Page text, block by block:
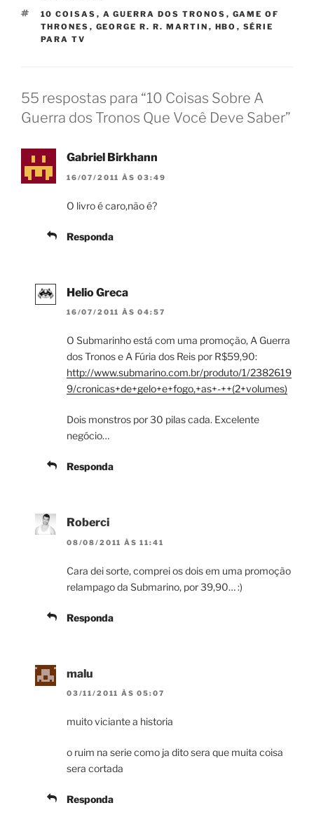
TAGS
10 COISAS , A GUERRA DOS TRONOS , GAME OF
THRONES , GEORGE R. R. MARTIN , HBO , SÉRIE
PARA TV
55 respostas para “10 Coisas Sobre A
Guerra dos Tronos Que Você Deve Saber”
Gabriel Birkhann
16/07/2011 ÀS 03:49
O livro é caro,não é?
Responda
Helio Greca
16/07/2011 ÀS 04:57
O Submarinho está com uma promoção, A Guerra
dos Tronos e A Fúria dos Reis por R$59,90:
http://www.submarino.com.br/produto/1/2382619
9/cronicas+de+gelo+e+fogo,+as+-++(2+volumes)
Dois monstros por 30 pilas cada. Excelente
negócio…
Responda
Roberci
08/08/2011 ÀS 11:41
Cara dei sorte, comprei os dois em uma promoção
relampago da Submarino, por 39,90… :)
Responda
malu
03/11/2011 ÀS 05:07
muito viciante a historia
o ruim na serie como ja dito sera que muita coisa
sera cortada
Responda